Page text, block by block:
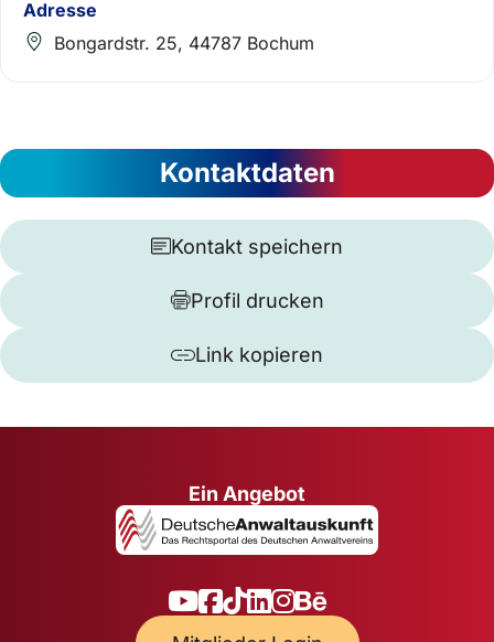
Adresse
Bongardstr. 25, 44787 Bochum
Kontaktdaten
Kontakt speichern
Profil drucken
Link kopieren
Ein Angebot